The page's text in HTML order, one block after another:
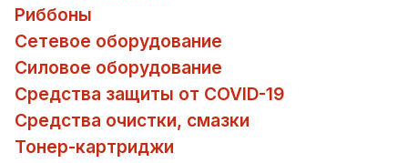
Риббоны
Сетевое оборудование
Силовое оборудование
Средства защиты от COVID-19
Средства очистки, смазки
Тонер-картриджи